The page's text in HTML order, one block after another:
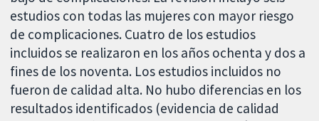
estudios con todas las mujeres con mayor riesgo
de complicaciones. Cuatro de los estudios
incluidos se realizaron en los años ochenta y dos a
fines de los noventa. Los estudios incluidos no
fueron de calidad alta. No hubo diferencias en los
resultados identificados (evidencia de calidad